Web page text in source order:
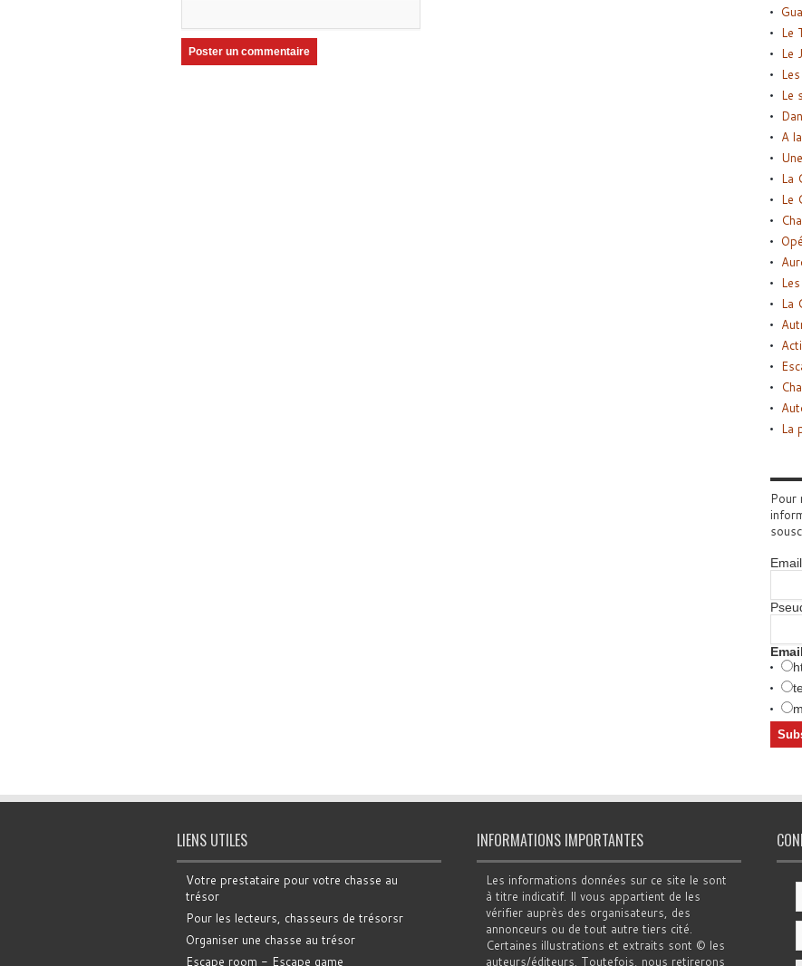
Le
Le
Le
A
La
Le
La
La
Pour
Email
LIENS UTILES
Votre prestataire pour votre chasse au
trésor
Pour les lecteurs, chasseurs de trésorsr
Organiser une chasse au trésor
Escape room - Escape game
INFORMATIONS IMPORTANTES
Les informations données sur ce site le sont
à titre indicatif. Il vous appartient de les
vérifier auprès des organisateurs, des
annonceurs ou de tout autre tiers cité.
Certaines illustrations et extraits sont © les
auteurs/éditeurs. Toutefois, nous retirerons